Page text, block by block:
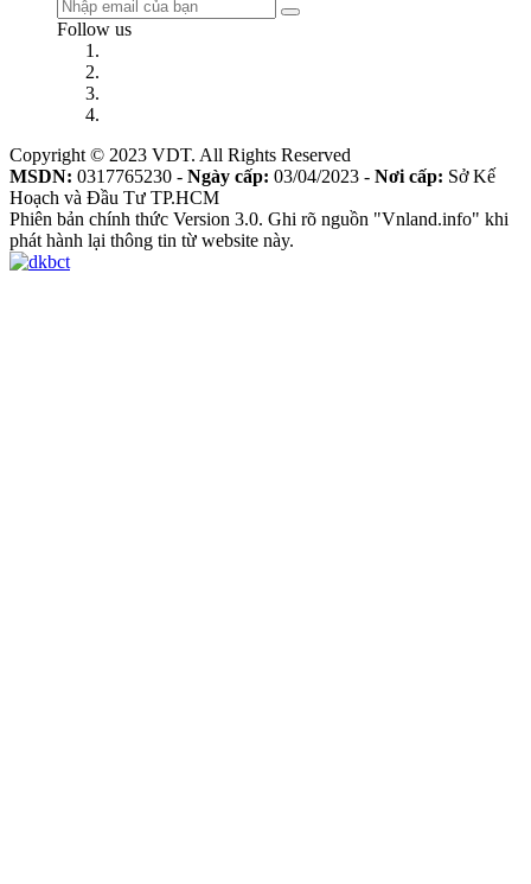
Follow us
Copyright © 2023 VDT. All Rights Reserved
MSDN: 0317765230 - Ngày cấp: 03/04/2023 - Nơi cấp: Sở Kế
Hoạch và Đầu Tư TP.HCM
Phiên bản chính thức Version 3.0. Ghi rõ nguồn "Vnland.info" khi
phát hành lại thông tin từ website này.